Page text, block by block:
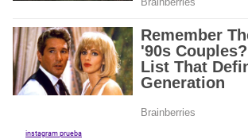
instagram prueba